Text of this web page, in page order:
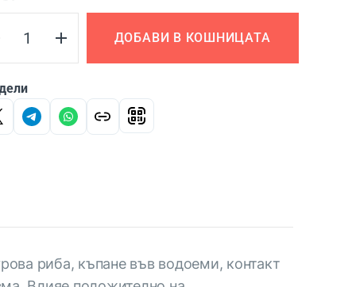
ДОБАВИ В КОШНИЦАТА
риба, къпане във водоеми, контакт